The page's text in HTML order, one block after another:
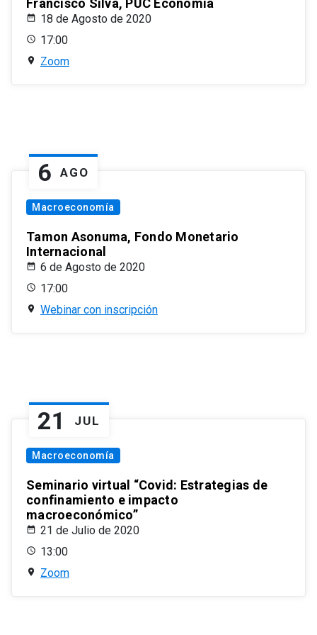
Francisco Silva, PUC Economía
18 de Agosto de 2020
17:00
Zoom
6 AGO
Macroeconomía
Tamon Asonuma, Fondo Monetario
Internacional
6 de Agosto de 2020
17:00
Webinar con inscripción
21 JUL
Macroeconomía
Seminario virtual “Covid: Estrategias de
confinamiento e impacto
macroeconómico”
21 de Julio de 2020
13:00
Zoom